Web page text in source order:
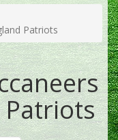
Patriots
Patriots